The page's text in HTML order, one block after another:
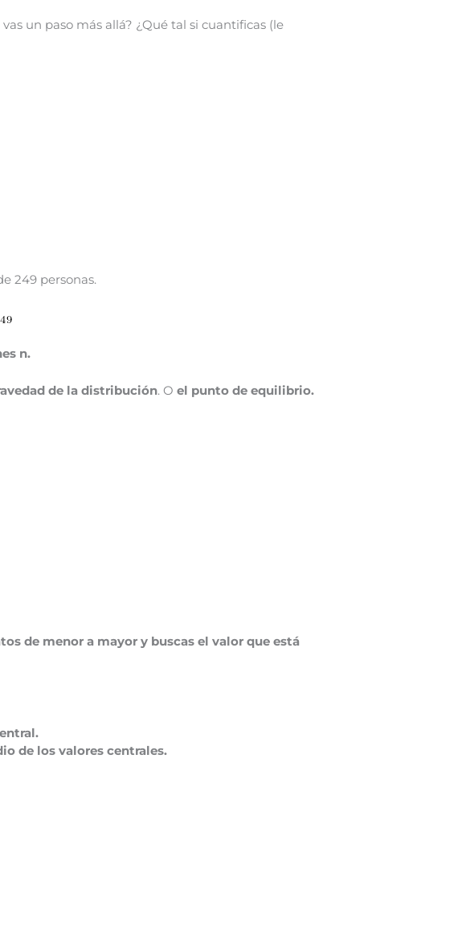
un paso más allá? ¿Qué tal si cuantificas (le
249 personas.
n.
de la distribución. O el punto de equilibrio.
de menor a mayor y buscas el valor que está
de los valores centrales.